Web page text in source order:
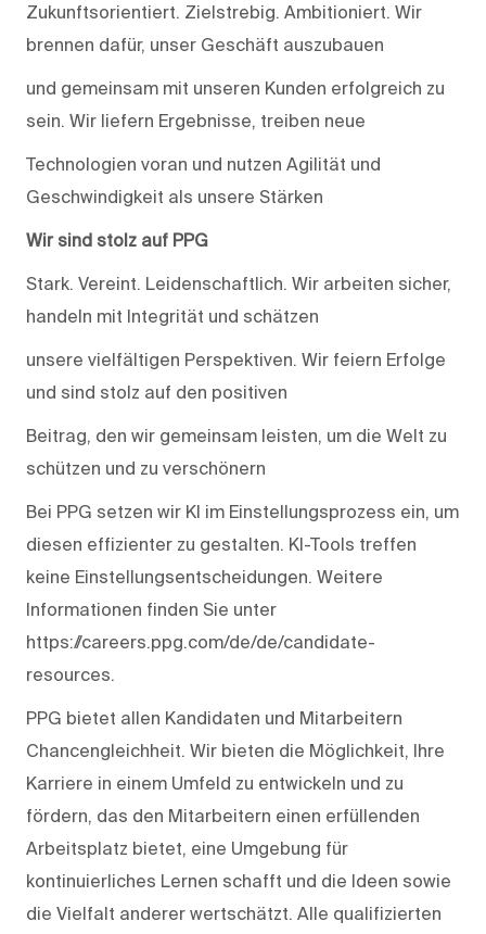
Zukunftsorientiert. Zielstrebig. Ambitioniert. Wir
brennen dafür, unser Geschäft auszubauen
und gemeinsam mit unseren Kunden erfolgreich zu
sein. Wir liefern Ergebnisse, treiben neue
Technologien voran und nutzen Agilität und
Geschwindigkeit als unsere Stärken
Wir sind stolz auf PPG
Stark. Vereint. Leidenschaftlich. Wir arbeiten sicher,
handeln mit Integrität und schätzen
unsere vielfältigen Perspektiven. Wir feiern Erfolge
und sind stolz auf den positiven
Beitrag, den wir gemeinsam leisten, um die Welt zu
schützen und zu verschönern
Bei PPG setzen wir KI im Einstellungsprozess ein, um
diesen effizienter zu gestalten. KI-Tools treffen
keine Einstellungsentscheidungen. Weitere
Informationen finden Sie unter
https://careers.ppg.com/de/de/candidate-
resources.
PPG bietet allen Kandidaten und Mitarbeitern
Chancengleichheit. Wir bieten die Möglichkeit, Ihre
Karriere in einem Umfeld zu entwickeln und zu
fördern, das den Mitarbeitern einen erfüllenden
Arbeitsplatz bietet, eine Umgebung für
kontinuierliches Lernen schafft und die Ideen sowie
die Vielfalt anderer wertschätzt. Alle qualifizierten